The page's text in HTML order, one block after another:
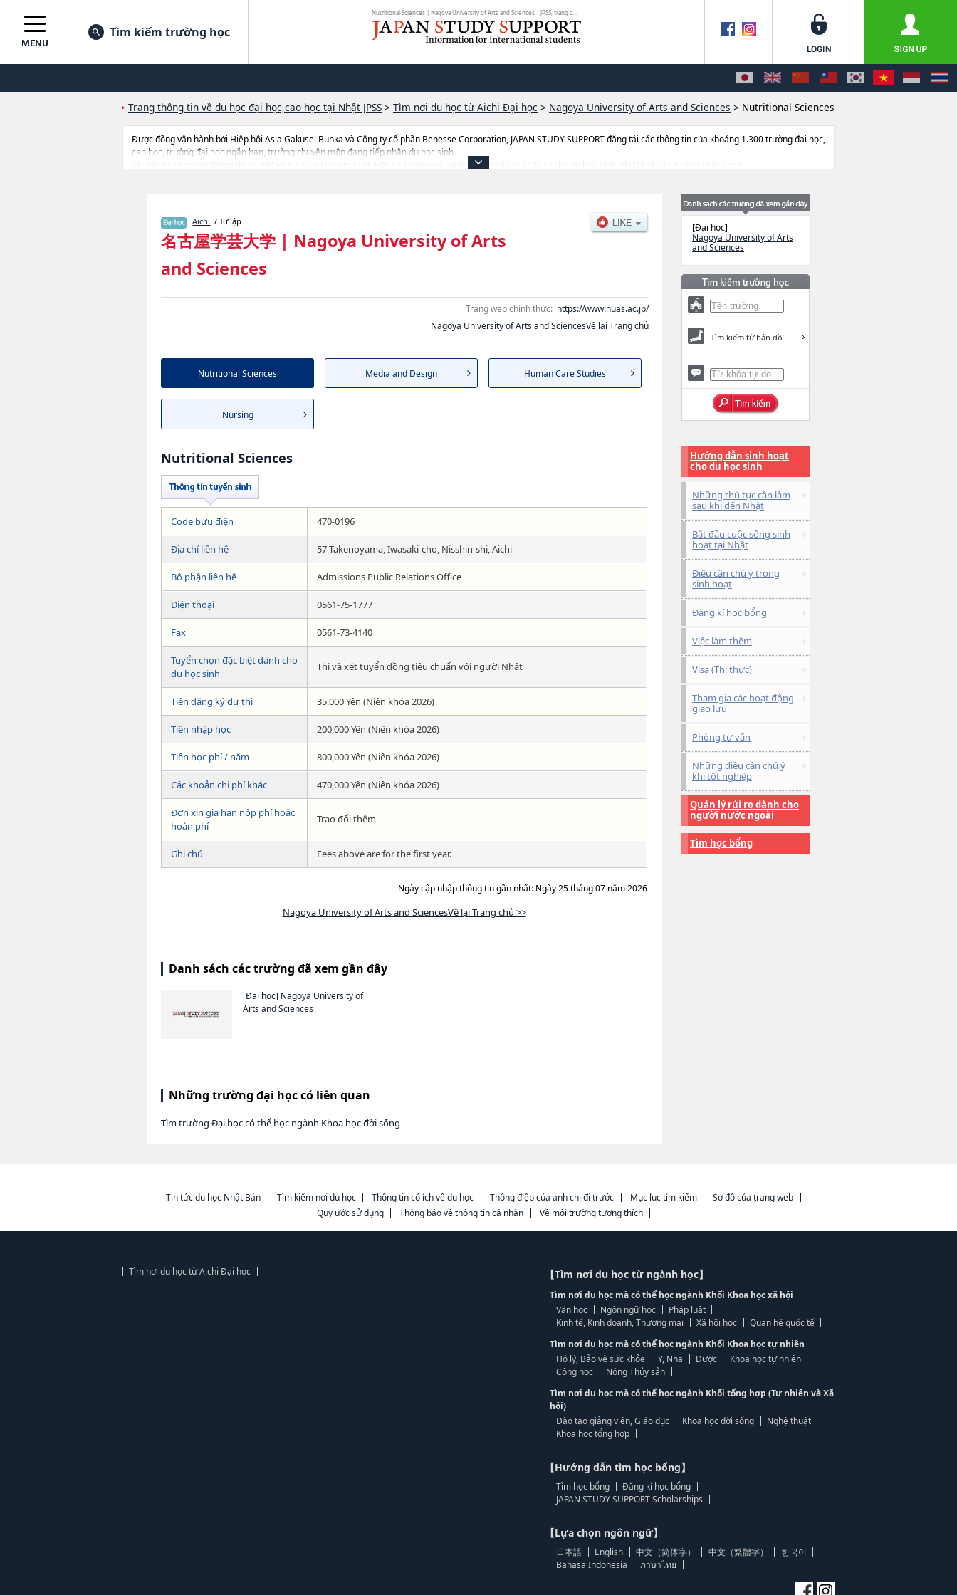
Nutritional Sciences | Nagoya University of Arts and Sciences | JPSS, trang c...
MENU
Tìm kiếm trường học
Trang thông tin về du học đại học,cao học tại Nhật JPSS > Tìm nơi du học từ Aichi Đại học > Nagoya University of Arts and Sciences > Nutritional Sciences
Được đồng vận hành bởi Hiệp hội Asia Gakusei Bunka và Công ty cổ phần Benesse Corporation, JAPAN STUDY SUPPORT đăng tải các thông tin của khoảng 1.300 trường đại học,
cao học, trường đại học ngắn hạn, trường chuyên môn đang tiếp nhận du học sinh.
Tại đây có đăng các thông tin chi tiết về Nagoya University of Arts and Sciences, và thông tin cần thiết dành cho du học sinh, như là về các Ngành Nutritional
Aichi / Tư lập
名古屋学芸大学 | Nagoya University of Arts
and Sciences
Trang web chính thức: https://www.nuas.ac.jp/
Nagoya University of Arts and SciencesVề lại Trang chủ
Nutritional Sciences Media and Design Human Care Studies
Nursing
Nutritional Sciences
Code bưu điện 470-0196
Địa chỉ liên hệ 57 Takenoyama, Iwasaki-cho, Nisshin-shi, Aichi
Bộ phận liên hệ Admissions Public Relations Office
Điện thoại 0561-75-1777
Fax 0561-73-4140
Tuyển chọn đặc biệt dành cho
du học sinh
Thi và xét tuyển đồng tiêu chuẩn với người Nhật
Tiền đăng ký dự thi 35,000 Yên (Niên khóa 2026)
Tiền nhập học 200,000 Yên (Niên khóa 2026)
Tiền học phí / năm 800,000 Yên (Niên khóa 2026)
Các khoản chi phí khác 470,000 Yên (Niên khóa 2026)
Đơn xin gia hạn nộp phí hoặc
hoàn phí
Trao đổi thêm
Ghi chú Fees above are for the first year.
Ngày cập nhập thông tin gần nhất: Ngày 25 tháng 07 năm 2026
Nagoya University of Arts and SciencesVề lại Trang chủ >>
Danh sách các trường đã xem gần đây
[Đại học] Nagoya University of
Arts and Sciences
Những trường đại học có liên quan
Tìm trường Đại học có thể học ngành Khoa học đời sống
[Đại học]
Nagoya University of Arts
and Sciences
Tìm kiếm từ bản đồ
Hướng dẫn sinh hoạt
cho du học sinh
Những thủ tục cần làm
sau khi đến Nhật
Bắt đầu cuộc sống sinh
hoạt tại Nhật
Điều cần chú ý trong
sinh hoạt
Đăng kí học bổng
Việc làm thêm
Visa (Thị thực)
Tham gia các hoạt động
giao lưu
Phòng tư vấn
Những điều cần chú ý
khi tốt nghiệp
Quản lý rủi ro dành cho
người nước ngoài
Tìm học bổng
Tin tức du học Nhật Bản Tìm kiếm nơi du học Thông tin có ích về du học Thông điệp của anh chị đi trước Mục lục tìm kiếm
Sơ đồ của trang web
Quy ước sử dụng
Thông báo về thông tin cá nhân Về môi trường tương thích
Tìm nơi du học từ Aichi Đại học 【Tìm nơi du học từ ngành học】
Tìm nơi du học mà có thể học ngành Khối Khoa học xã hội
Văn học
Ngôn ngữ học
Pháp luật
Kinh tế, Kinh doanh, Thương mại
Xã hội học
Quan hệ quốc tế
Tìm nơi du học mà có thể học ngành Khối Khoa học tự nhiên
Hộ lý, Bảo vệ sức khỏe
Y, Nha Dược
Khoa học tự nhiên
Công học
Nông Thủy sản
Tìm nơi du học mà có thể học ngành Khối tổng hợp (Tự nhiên và Xã
hội)
Đào tạo giảng viên, Giáo dục
Khoa học đời sống
Nghệ thuật
Khoa học tổng hợp
【Hướng dẫn tìm học bổng】
Tìm học bổng
Đăng kí học bổng
JAPAN STUDY SUPPORT Scholarships
【Lựa chọn ngôn ngữ】
日本語 English 中文（简体字） 中文（繁體字）
한국어
Bahasa Indonesia
ภาษาไทย